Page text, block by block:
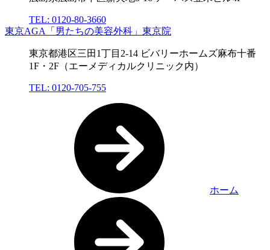
TEL: 0120-80-3660
東京AGA「男たちの美容外科」東京院
東京都港区三田1丁目2-14 ビバリーホームズ麻布十番
1F・2F（エーメディカルクリニック内）
TEL: 0120-705-755
ホーム